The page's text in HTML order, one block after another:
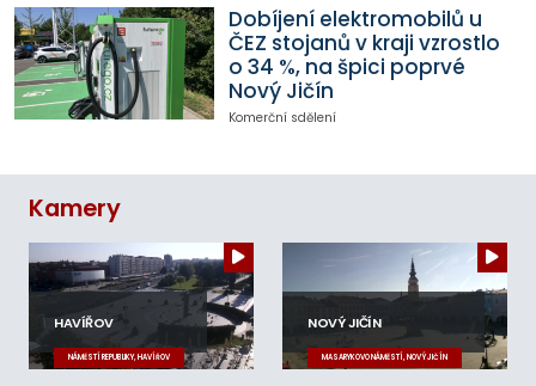
Dobíjení elektromobilů u
ČEZ stojanů v kraji vzrostlo
o 34 %, na špici poprvé
Nový Jičín
Komerční sdělení
Kamery
HAVÍŘOV
NÁMĚSTÍ REPUBLIKY, HAVÍŘOV
NOVÝ JIČÍN
MASARYKOVO NÁMĚSTÍ, NOVÝ JIČÍN